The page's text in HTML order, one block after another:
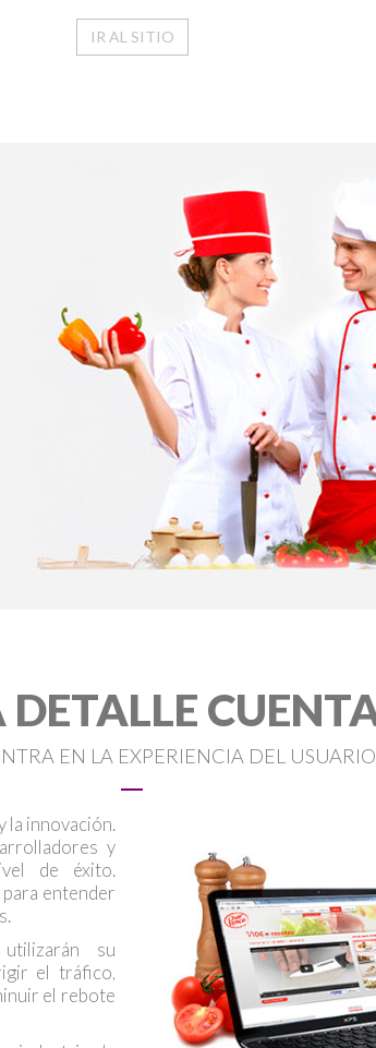
IR AL SITIO
EN LA EXPERIENCIA DEL USUARIO
la innovación.
y
de éxito.
entender
su
el tráfico,
el rebote